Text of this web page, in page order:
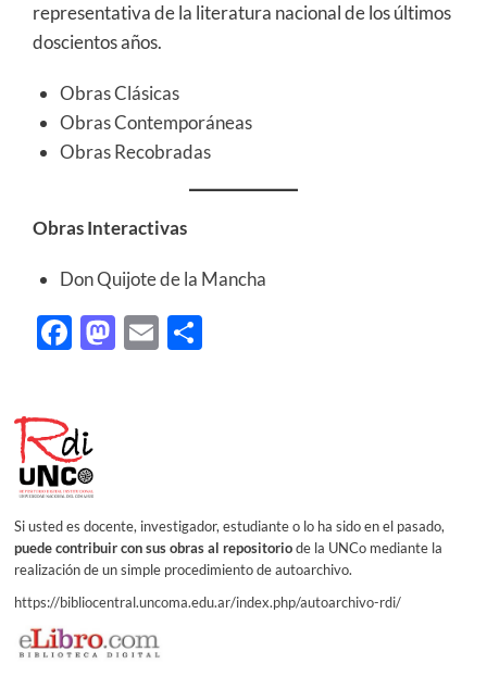
representativa de la literatura nacional de los últimos
doscientos años.
Obras Clásicas
Obras Contemporáneas
Obras Recobradas
Obras Interactivas
Don Quijote de la Mancha
Facebook
Mastodon
EmailShare
Si usted es docente, investigador, estudiante o lo ha sido en el pasado,
puede contribuir con sus obras al repositoriode la UNCo mediante la
realización de un simple procedimiento de autoarchivo.
https://bibliocentral.uncoma.edu.ar/index.php/autoarchivo-rdi/